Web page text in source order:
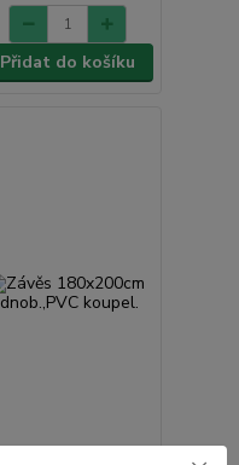
Přidat do košíku